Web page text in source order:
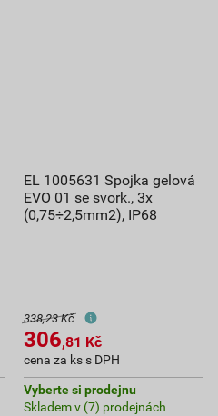
EL 1005631 Spojka gelová
EVO 01 se svork., 3x
(0,75÷2,5mm2), IP68
338,23 Kč
306,81 Kč
cena za ks s DPH
Vyberte si prodejnu
Skladem v (7) prodejnách